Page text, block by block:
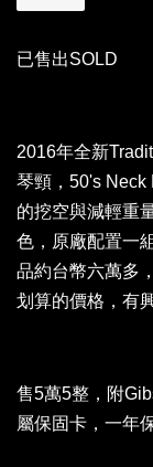
已售出SOLD
2016年全新
琴頸，50's Neck
的挖空與減輕重
色，原廠配置一
品約台幣六萬多
划算的價格，有
售5萬5整，附
屬保固卡，一年